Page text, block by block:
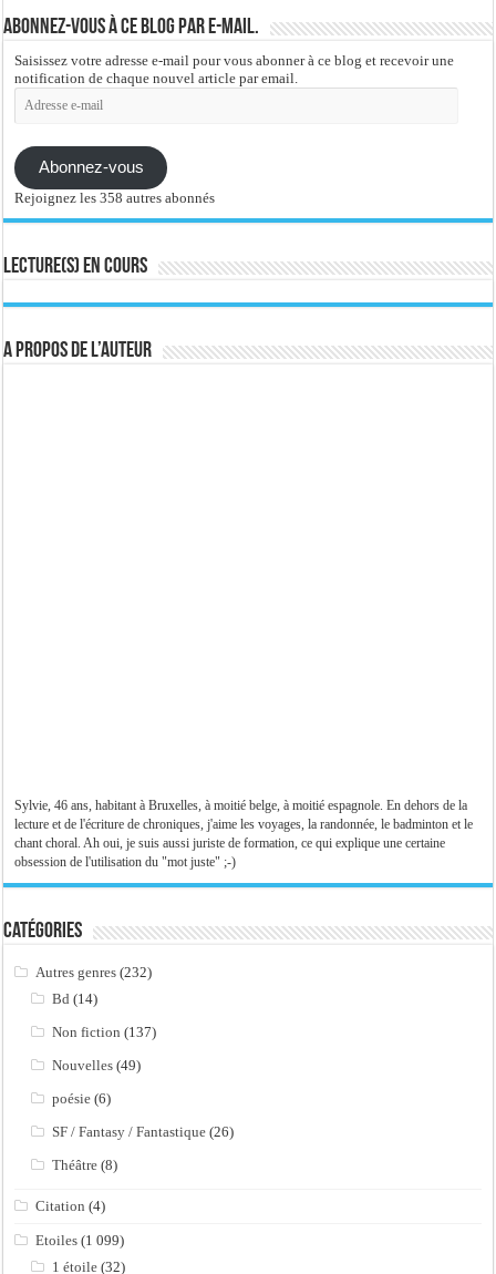
Abonnez-vous à ce blog par e-mail.
Saisissez votre adresse e-mail pour vous abonner à ce blog et recevoir une
notification de chaque nouvel article par email.
Adresse
e-
Abonnez-vous
Rejoignez les 358 autres abonnés
Lecture(s) en cours
A propos de l’auteur
Sylvie, 46 ans, habitant à Bruxelles, à moitié belge, à moitié espagnole. En dehors de la
lecture et de l'écriture de chroniques, j'aime les voyages, la randonnée, le badminton et le
chant choral. Ah oui, je suis aussi juriste de formation, ce qui explique une certaine
obsession de l'utilisation du "mot juste" ;-)
Catégories
Autres genres (232)
Bd (14)
Non fiction (137)
Nouvelles (49)
poésie (6)
SF / Fantasy / Fantastique (26)
Théâtre (8)
Citation (4)
Etoiles (1 099)
1 étoile (32)